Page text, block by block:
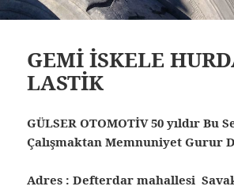
GEMİ İSKELE
LASTİK
GÜLSER OTOMOTİV 50 yıldır Bu
Çalışmaktan Memnuniyet Gurur
Adres : Defterdar mahallesi